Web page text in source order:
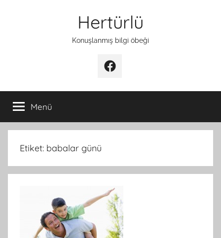
Hertürlü
Konuşlanmış bilgi öbeği
Facebook
Menü
Etiket: babalar günü